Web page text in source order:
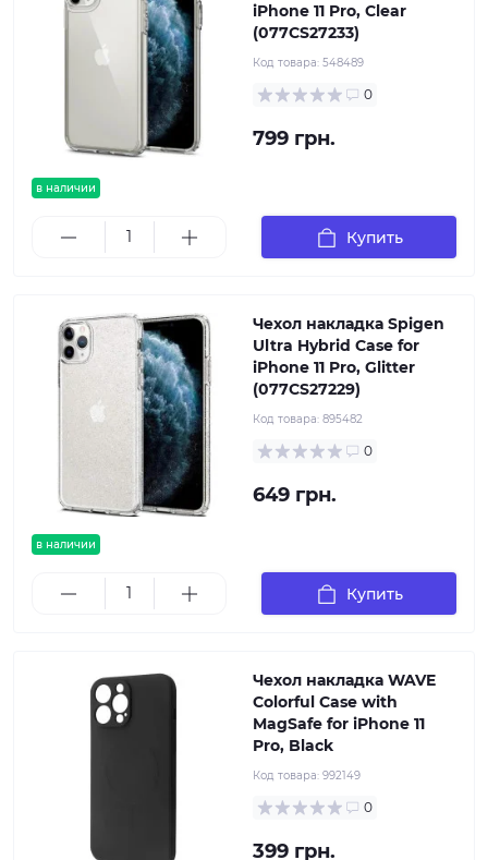
в наличии
iPhone 11 Pro, Clear
(077CS27233)
Код товара: 548489
0
799 грн.
Купить
в наличии
Чехол накладка Spigen
Ultra Hybrid Case for
iPhone 11 Pro, Glitter
(077CS27229)
Код товара: 895482
0
649 грн.
Купить
Чехол накладка WAVE
Colorful Case with
MagSafe for iPhone 11
Pro, Black
Код товара: 992149
0
399 грн.